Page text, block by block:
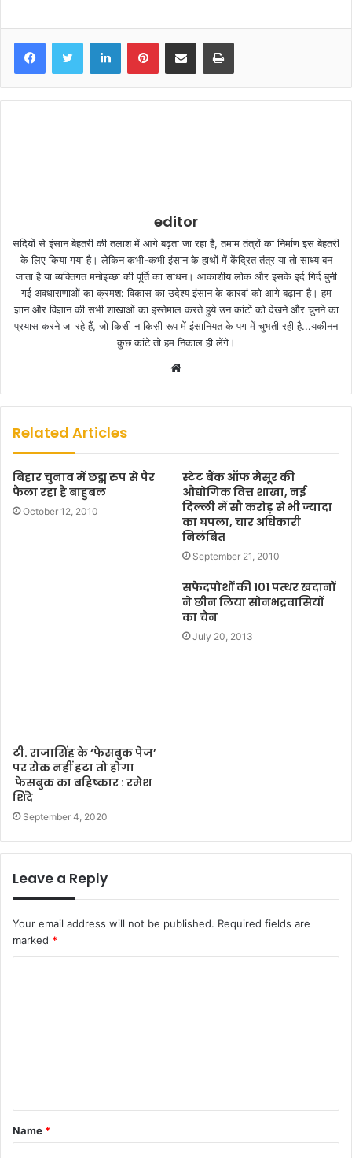
editor
सदियों से इंसान बेहतरी की तलाश में आगे बढ़ता जा रहा है, तमाम तंत्रों का निर्माण इस बेहतरी
के लिए किया गया है। लेकिन कभी-कभी इंसान के हाथों में केंद्रित तंत्र या तो साध्य बन
जाता है या व्यक्तिगत मनोइच्छा की पूर्ति का साधन। आकाशीय लोक और इसके इर्द गिर्द बुनी
गई अवधाराणाओं का क्रमश: विकास का उदेश्य इंसान के कारवां को आगे बढ़ाना है। हम
ज्ञान और विज्ञान की सभी शाखाओं का इस्तेमाल करते हुये उन कांटों को देखने और चुनने का
प्रयास करने जा रहे हैं, जो किसी न किसी रूप में इंसानियत के पग में चुभती रही है...यकीनन
कुछ कांटे तो हम निकाल ही लेंगे।
b
e
Related Articles
बिहार चुनाव में छद्म रुप से पैर
फैला रहा है बाहुबल
October 12, 2010
स्टेट बैंक ऑफ मैसूर की
औद्योगिक वित्त शाखा, नई
दिल्ली में सौ करोड़ से भी ज्यादा
का घपला, चार अधिकारी
निलंबित
September 21, 2010
टी. राजासिंह के ‘फेसबुक पेज’
पर रोक नहीं हटा तो होगा
फेसबुक का बहिष्कार : रमेश
शिंदे
September 4, 2020
सफेदपोशों की 101 पत्थर खदानों
ने छीन लिया सोनभद्रवासियों
का चैन
July 20, 2013
Leave a Reply
Your email address will not be published. Required fields are
marked *
t
*
Name *